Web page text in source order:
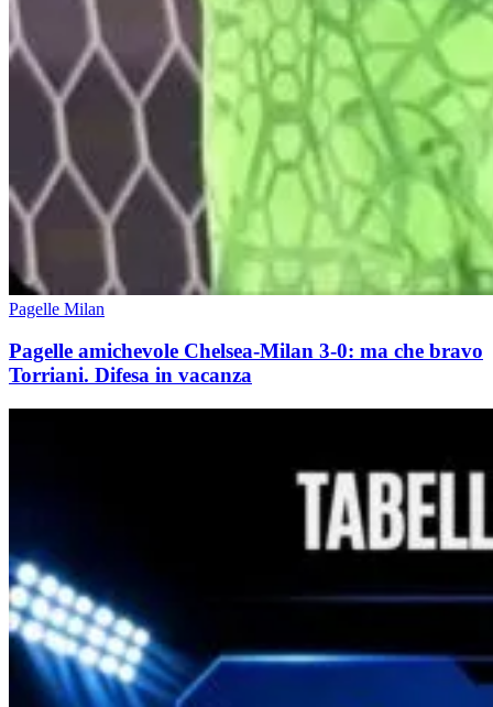
Pagelle Milan
Pagelle amichevole Chelsea-Milan 3-0: ma che bravo
Torriani. Difesa in vacanza